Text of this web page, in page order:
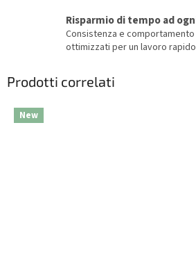
Risparmio di tempo ad
Consistenza e
ottimizzati per un lavoro
Prodotti correlati
New